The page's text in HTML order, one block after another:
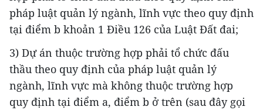
pháp luật quản lý ngành, lĩnh vực theo quy định
tại điểm b khoản 1 Điều 126 của Luật Đất đai;
3) Dự án thuộc trường hợp phải tổ chức đấu
thầu theo quy định của pháp luật quản lý
ngành, lĩnh vực mà không thuộc trường hợp
quy định tại điểm a, điểm b ở trên (sau đây gọi